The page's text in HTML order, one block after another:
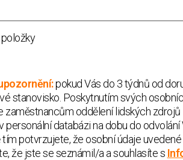
pokud Vás do 3 týdnů od
stanovisko. Poskytnutím svých
zaměstnancům oddělení lidských zdrojů
personální databázi na dobu do
tím potvrzujete, že osobní údaje
že jste se seznámil/a a souhlasíte s